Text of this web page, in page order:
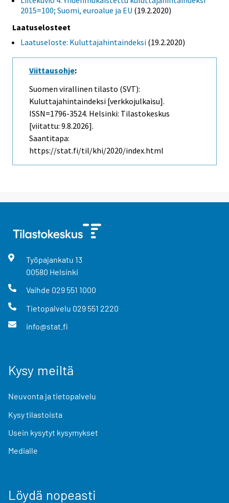
2015=100; Suomi, euroalue ja EU (19.2.2020)
Laatuselosteet
Laatuseloste: Kuluttajahintaindeksi (19.2.2020)
Viittausohje:
Suomen virallinen tilasto (SVT):
Kuluttajahintaindeksi [verkkojulkaisu].
ISSN=1796-3524. Helsinki: Tilastokeskus
[viitattu: 9.8.2026].
Saantitapa:
https://stat.fi/til/khi/2020/index.html
Työpajankatu 13
00580 Helsinki
Vaihde 029 551 1000
Tietopalvelu 029 551 2220
info@stat.fi
Kysy meiltä
Neuvonta ja tietopalvelu
Kysy tilastoista
Usein kysytyt kysymykset
Medialle
Löydä nopeasti